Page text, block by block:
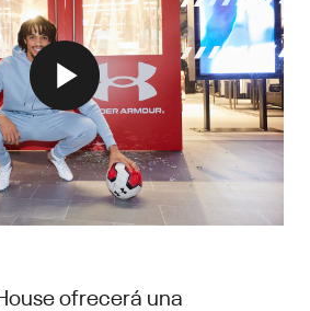
ofrecerá una